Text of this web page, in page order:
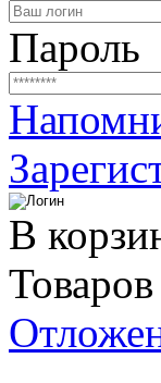
Пароль
В